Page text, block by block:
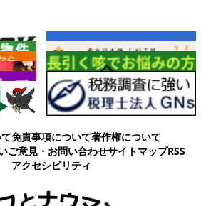
免責事項について著作権について
ご意見・お問い合わせサイトマップRSS
アクセシビリティ